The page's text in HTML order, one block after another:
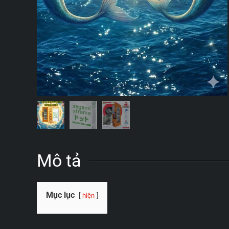
Mô tả
Mục lục hiện